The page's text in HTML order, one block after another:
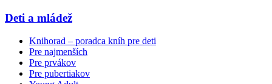
Deti a mládež
Knihorad – poradca kníh pre deti
Pre najmenších
Pre prvákov
Pre pubertiakov